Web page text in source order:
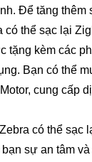
Để tăng
có thể sạc lại
tặng kèm các
Bạn có thể
cung cấp
có thể sạc
bạn sự an tâm